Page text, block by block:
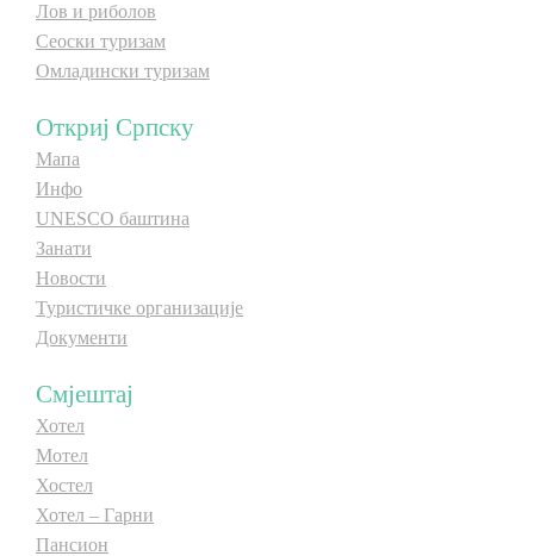
Лов и риболов
Сеоски туризам
Омладински туризам
Откриј Српску
Мапа
Инфо
UNESCO баштина
Занати
Новости
Туристичке организације
Документи
Смјештај
Хотел
Мотел
Хостел
Хотел – Гарни
Пансион